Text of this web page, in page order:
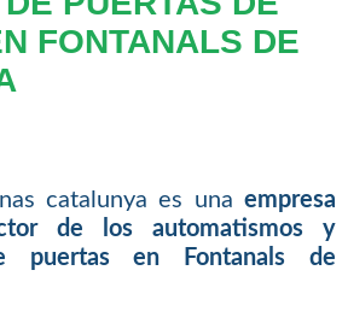
FONTANALS DE
catalunya es unaempresa
de los automatismos y
puertas en Fontanals de